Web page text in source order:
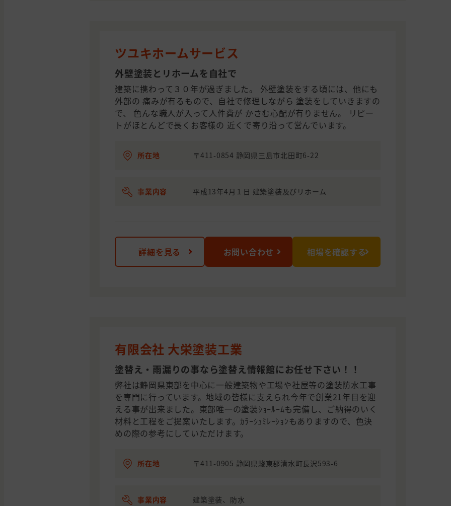
ツユキホームサービス
外壁塗装とリホームを自社で
建築に携わって３０年が過ぎました。 外壁塗装をする頃には、他にも
外部の 痛みが有るもので、自社で修理しながら 塗装をしていきますの
で、 色んな職人が入って人件費が かさむ心配が有りません。 リピー
トがほとんどで長くお客様の 近くで寄り沿って営んでいます。
所在地 〒411-0854 静岡県三島市北田町6-22
事業内容 平成13年4月１日 建築塗装及びリホーム
詳細を見る お問い合わせ 相場を確認する
有限会社 大栄塗装工業
塗替え・雨漏りの事なら塗替え情報館にお任せ下さい！！
弊社は静岡県東部を中心に一般建築物や工場や社屋等の塗装防水工事
を専門に行っています。地域の皆様に支えられ今年で創業21年目を迎
える事が出来ました。東部唯一の塗装ｼｮｰﾙｰﾑも完備し、ご納得のいく
材料と工程をご提案いたします。ｶﾗｰｼｭﾐﾚｰｼｮﾝもありますので、色決
めの際の参考にしていただけます。
所在地 〒411-0905 静岡県駿東郡清水町長沢593-6
事業内容 建築塗装、防水